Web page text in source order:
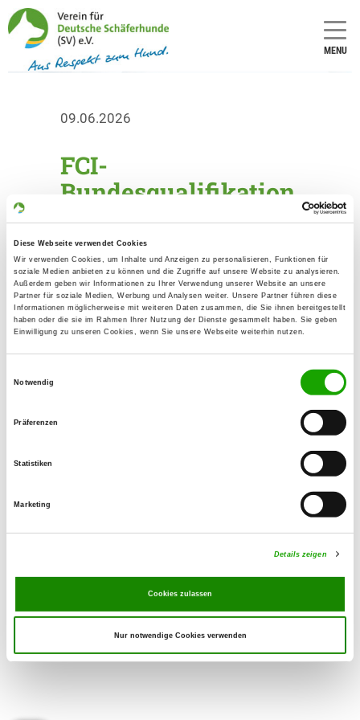
Diese Webseite verwendet Cookies
Wir verwenden Cookies, um Inhalte und Anzeigen zu personalisieren, Funktionen für
soziale Medien anbieten zu können und die Zugriffe auf unsere Website zu analysieren.
Außerdem geben wir Informationen zu Ihrer Verwendung unserer Website an unsere
Partner für soziale Medien, Werbung und Analysen weiter. Unsere Partner führen diese
Informationen möglicherweise mit weiteren Daten zusammen, die Sie ihnen bereitgestellt
haben oder die sie im Rahmen Ihrer Nutzung der Dienste gesammelt haben. Sie geben
Einwilligung zu unseren Cookies, wenn Sie unsere Webseite weiterhin nutzen.
Notwendig
Präferenzen
Statistiken
Marketing
Details zeigen
Cookies zulassen
Nur notwendige Cookies verwenden
MENU
09.06.2026
FCI-
Bundesqualifikation
SV - 2026
Vom 12. - 14. Juni fand die FCI-
Bundesqualifikation SV in Ahlen statt.
Verwandte Links